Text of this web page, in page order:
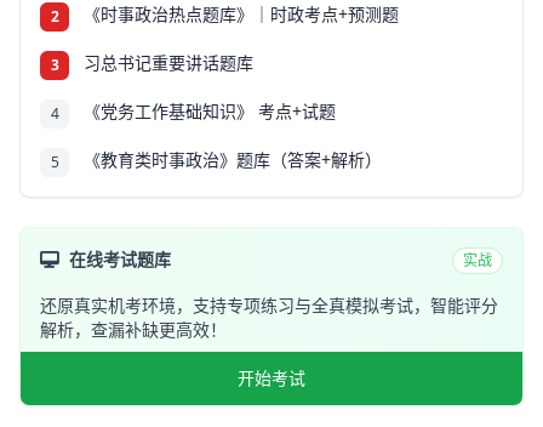
2 《时事政治热点题库》｜时政考点+预测题
3 习总书记重要讲话题库
4 《党务工作基础知识》 考点+试题
5 《教育类时事政治》题库（答案+解析）
在线考试题库 实战
还原真实机考环境，支持专项练习与全真模拟考试，智能评分
解析，查漏补缺更高效！
开始考试